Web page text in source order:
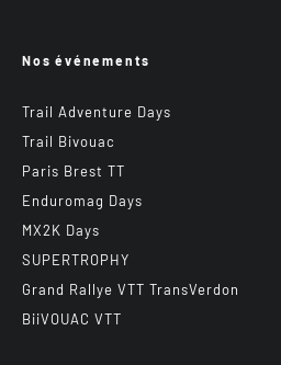
Nos événements
Trail Adventure Days
Trail Bivouac
Paris Brest TT
Enduromag Days
MX2K Days
SUPERTROPHY
Grand Rallye VTT TransVerdon
BiiVOUAC VTT